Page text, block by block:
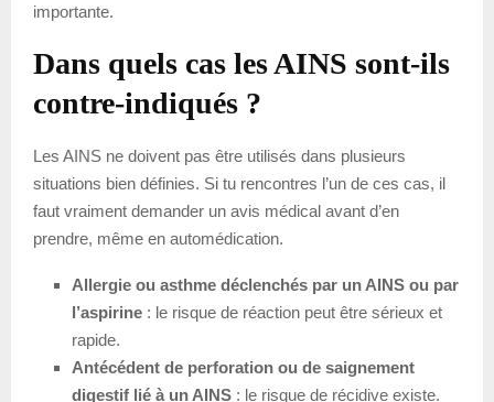
importante.
Dans quels cas les AINS sont-ils
contre-indiqués ?
Les AINS ne doivent pas être utilisés dans plusieurs
situations bien définies. Si tu rencontres l’un de ces cas, il
faut vraiment demander un avis médical avant d’en
prendre, même en automédication.
Allergie ou asthme déclenchés par un AINS ou par
l’aspirine : le risque de réaction peut être sérieux et
rapide.
Antécédent de perforation ou de saignement
digestif lié à un AINS : le risque de récidive existe.